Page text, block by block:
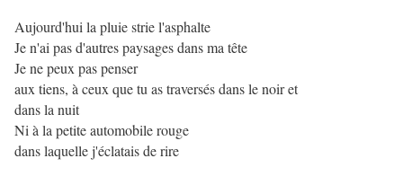
Aujourd'hui la pluie strie l'asphalte
Je n'ai pas d'autres paysages dans ma tête
Je ne peux pas penser
aux tiens, à ceux que tu as traversés dans le noir et
dans la nuit
Ni à la petite automobile rouge
dans laquelle j'éclatais de rire